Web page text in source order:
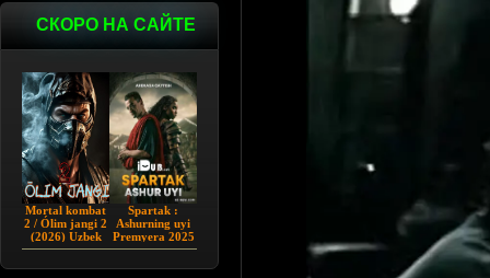
СКОРО НА САЙТЕ
Mortal kombat
2 / Ólim jangi 2
(2026) Uzbek
tilida
Spartak :
Ashurning uyi
Premyera 2025
Barcha qismlar